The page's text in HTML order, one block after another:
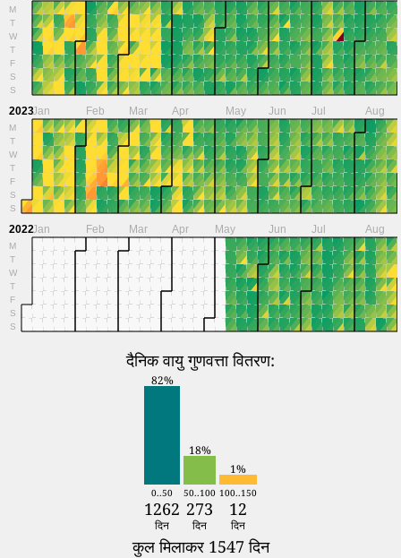
M
T
W
T
F
S
S
2023
M
T
W
T
F
S
S
Jan Feb Mar Apr May Jun Jul Aug
2022
M
T
W
T
F
S
S
Jan Feb Mar Apr May Jun Jul Aug
दैनिक वायु गुणवत्ता वितरण:
82%
18%
1%
0..50 50..100 100..150
1262 273 12
दिन दिन दिन
कुल मिलाकर 1547 दिन